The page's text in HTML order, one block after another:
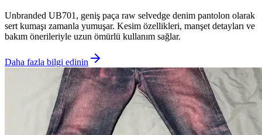
Unbranded UB701, geniş paça raw selvedge denim pantolon olarak
sert kumaşı zamanla yumuşar. Kesim özellikleri, manşet detayları ve
bakım önerileriyle uzun ömürlü kullanım sağlar.
Daha fazla bilgi edinin